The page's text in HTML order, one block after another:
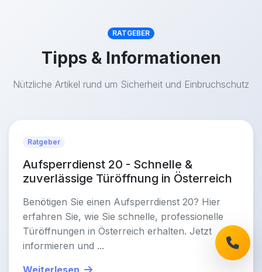
RATGEBER
Tipps & Informationen
Nützliche Artikel rund um Sicherheit und Einbruchschutz
Ratgeber
Aufsperrdienst 20 - Schnelle &
zuverlässige Türöffnung in Österreich
Benötigen Sie einen Aufsperrdienst 20? Hier
erfahren Sie, wie Sie schnelle, professionelle
Türöffnungen in Österreich erhalten. Jetzt
informieren und ...
Weiterlesen